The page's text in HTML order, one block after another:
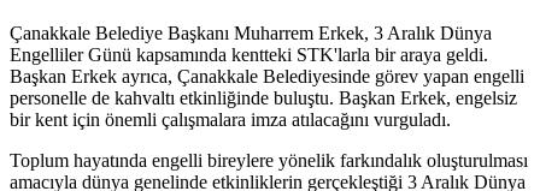
Çanakkale Belediye Başkanı Muharrem Erkek, 3 Aralık Dünya
Engelliler Günü kapsamında kentteki STK'larla bir araya geldi.
Başkan Erkek ayrıca, Çanakkale Belediyesinde görev yapan engelli
personelle de kahvaltı etkinliğinde buluştu. Başkan Erkek, engelsiz
bir kent için önemli çalışmalara imza atılacağını vurguladı.
Toplum hayatında engelli bireylere yönelik farkındalık oluşturulması
amacıyla dünya genelinde etkinliklerin gerçekleştiği 3 Aralık Dünya